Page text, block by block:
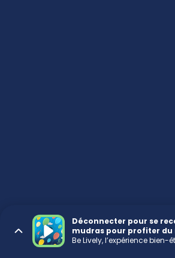
Déconnecter pour se
mudras pour profiter
Be Lively, l’expérience bien-